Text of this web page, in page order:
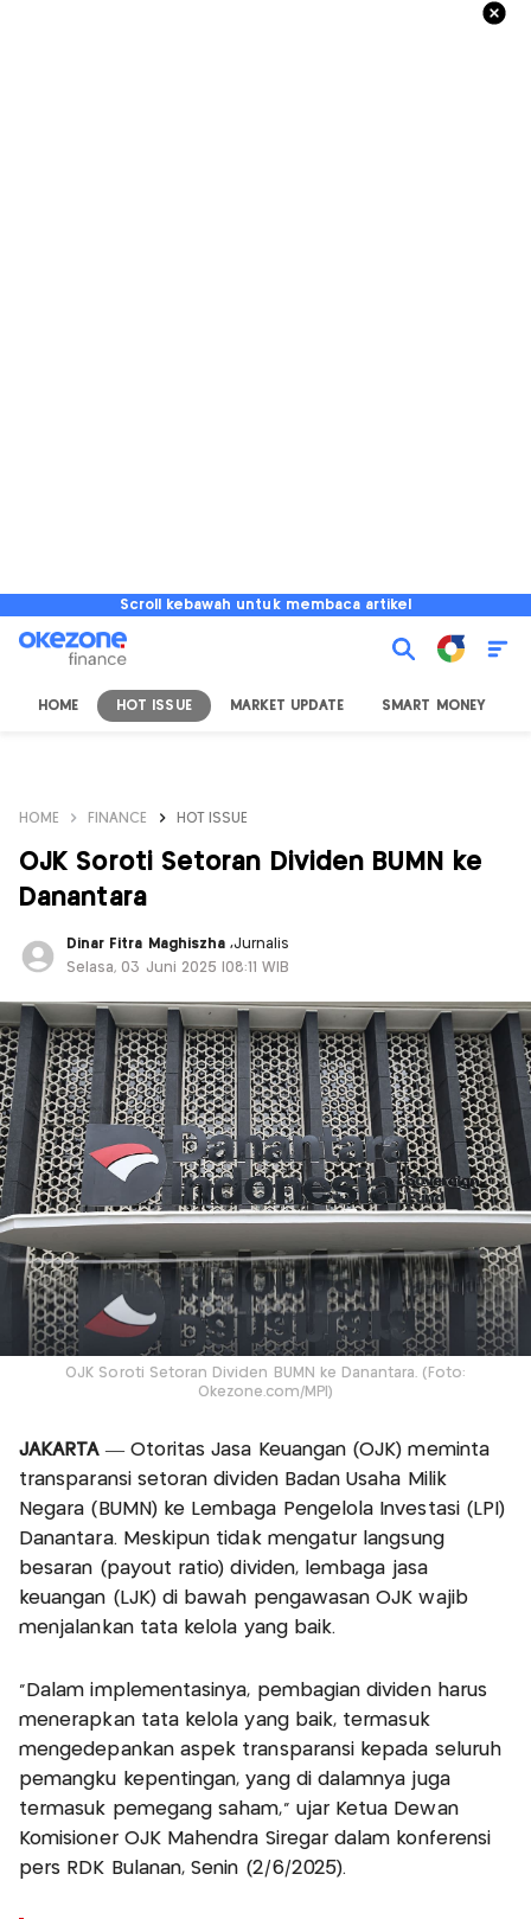
Scroll kebawah untuk membaca artikel
HOME HOT ISSUE MARKET UPDATE SMART MONEY
HOME FINANCE HOT ISSUE
OJK Soroti Setoran Dividen BUMN ke
Danantara
Dinar Fitra Maghiszha,Jurnalis
Selasa, 03 Juni 2025 |08:11 WIB
OJK Soroti Setoran Dividen BUMN ke Danantara. (Foto:
Okezone.com/MPI)
JAKARTA— Otoritas Jasa Keuangan (OJK) meminta
transparansi setoran dividen Badan Usaha Milik
Negara (BUMN) ke Lembaga Pengelola Investasi (LPI)
Danantara. Meskipun tidak mengatur langsung
besaran (payout ratio) dividen, lembaga jasa
keuangan (LJK) di bawah pengawasan OJK wajib
menjalankan tata kelola yang baik.
“Dalam implementasinya, pembagian dividen harus
menerapkan tata kelola yang baik, termasuk
mengedepankan aspek transparansi kepada seluruh
pemangku kepentingan, yang di dalamnya juga
termasuk pemegang saham,” ujar Ketua Dewan
Komisioner OJK Mahendra Siregar dalam konferensi
pers RDK Bulanan, Senin (2/6/2025).